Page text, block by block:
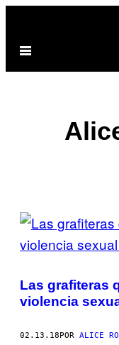
contenido
Abrir
POSTS
BY
THIS
AUTHOR
Las grafiteras
violencia
02.13.18POR ALICE